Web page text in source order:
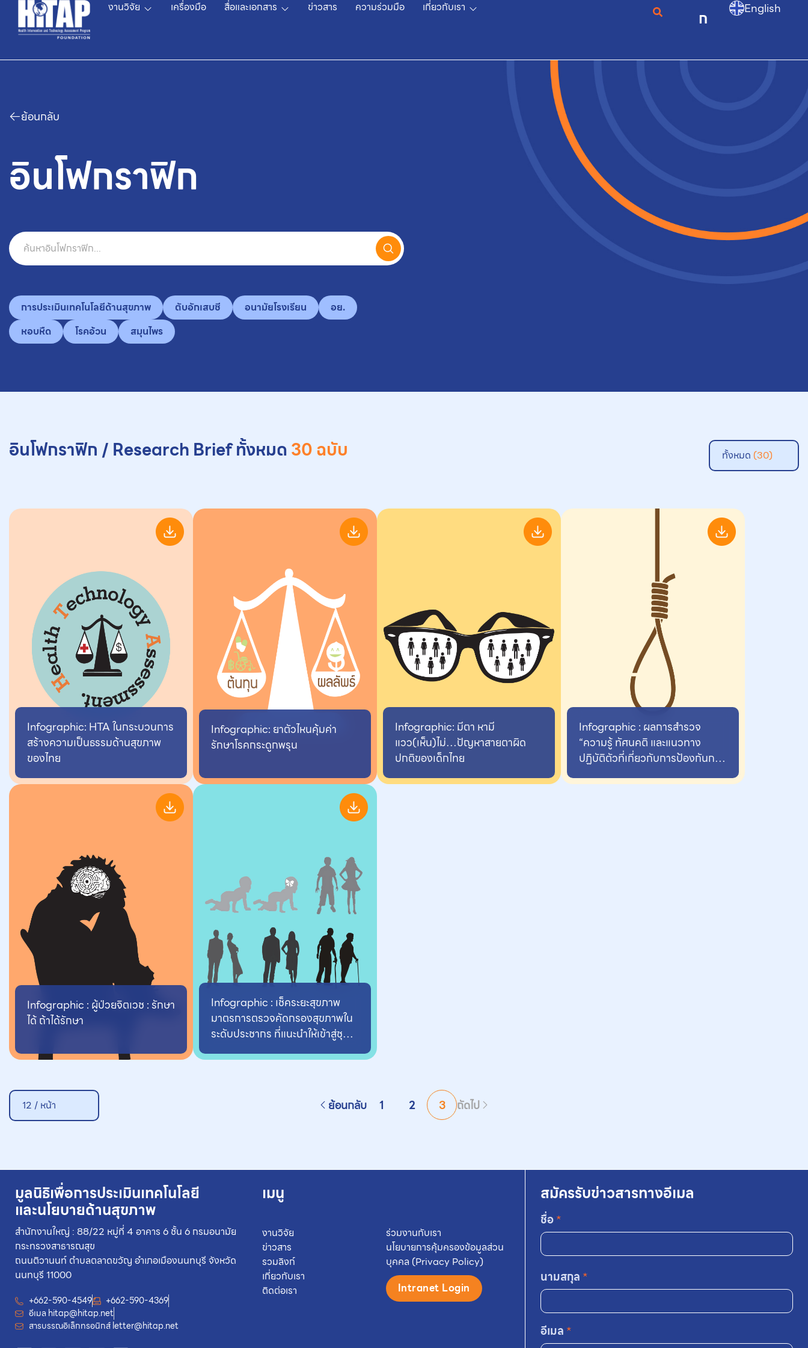
งานวิจัย เครื่องมือ สื่อและเอกสาร ข่าวสาร ความร่วมมือ เกี่ยวกับเรา
ก English
ย้อนกลับ
อินโฟกราฟิก
การประเมินเทคโนโลยีด้านสุขภาพ ตับอักเสบซี อนามัยโรงเรียน
อย.
หอบหืด
โรคอ้วน สมุนไพร
อินโฟกราฟิก / Research Brief ทั้งหมด30 ฉบับ ทั้งหมด (30)
Infographic: HTA ในกระบวนการ
สร้างความเป็นธรรมด้านสุขภาพ
ของไทย
Infographic: ยาตัวไหนคุ้มค่า
รักษาโรคกระดูกพรุน
Infographic: มีตา หามี
แวว(เห็น)ไม่…ปัญหาสายตาผิด
ปกติของเด็กไทย
Infographic : ผลการสำรวจ
“ความรู้ ทัศนคติ และแนวทาง
ปฏิบัติตัวที่เกี่ยวกับการป้องกันการ
ฆ่าตัวตาย” ในจังหวัดเชียงใหม่และ
ลำพูน
Infographic : ผู้ป่วยจิตเวช : รักษา
ได้ ถ้าได้รักษา
Infographic : เช็คระยะสุขภาพ
มาตรการตรวจคัดกรองสุขภาพใน
ระดับประชากร ที่แนะนำให้เข้าสู่ชุด
สิทธิประโยชน์
12 / หน้า ย้อนกลับ 1 2 3 ถัดไป
มูลนิธิเพื่อการประเมินเทคโนโลยี
และนโยบายด้านสุขภาพ
สำนักงานใหญ่ : 88/22 หมู่ที่ 4 อาคาร 6 ชั้น 6 กรมอนามัย
กระทรวงสาธารณสุข
ถนนติวานนท์ ตำบลตลาดขวัญ อำเภอเมืองนนทบุรี จังหวัด
นนทบุรี 11000
+662-590-4549
+662-590-4369
อีเมล hitap@hitap.net
สารบรรณอิเล็กทรอนิกส์letter@hitap.net
เมนู
งานวิจัย
ข่าวสาร
รวมลิงก์
เกี่ยวกับเรา
ติดต่อเรา
ร่วมงานกับเรา
นโยบายการคุ้มครองข้อมูลส่วน
บุคคล (Privacy Policy)
Intranet Login
สมัครรับข่าวสารทางอีเมล
ชื่อ*
นามสกุล *
อีเมล *